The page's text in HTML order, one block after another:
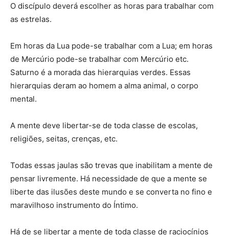
O discípulo deverá escolher as horas para trabalhar com
as estrelas.
Em horas da Lua pode-se trabalhar com a Lua; em horas
de Mercúrio pode-se trabalhar com Mercúrio etc.
Saturno é a morada das hierarquias verdes. Essas
hierarquias deram ao homem a alma animal, o corpo
mental.
A mente deve libertar-se de toda classe de escolas,
religiões, seitas, crenças, etc.
Todas essas jaulas são trevas que inabilitam a mente de
pensar livremente. Há necessidade de que a mente se
liberte das ilusões deste mundo e se converta no fino e
maravilhoso instrumento do Íntimo.
Há de se libertar a mente de toda classe de raciocínios